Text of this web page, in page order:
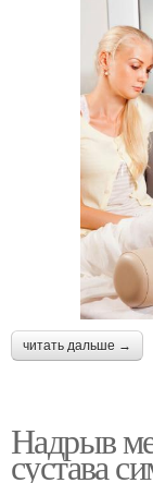
читать дальше →
Надрыв
сустава